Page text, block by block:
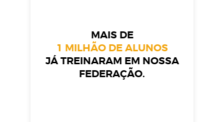
MAIS DE
1 MILHÃO DE ALUNOS
JÁ TREINARAM EM NOSSA
FEDERAÇÃO.